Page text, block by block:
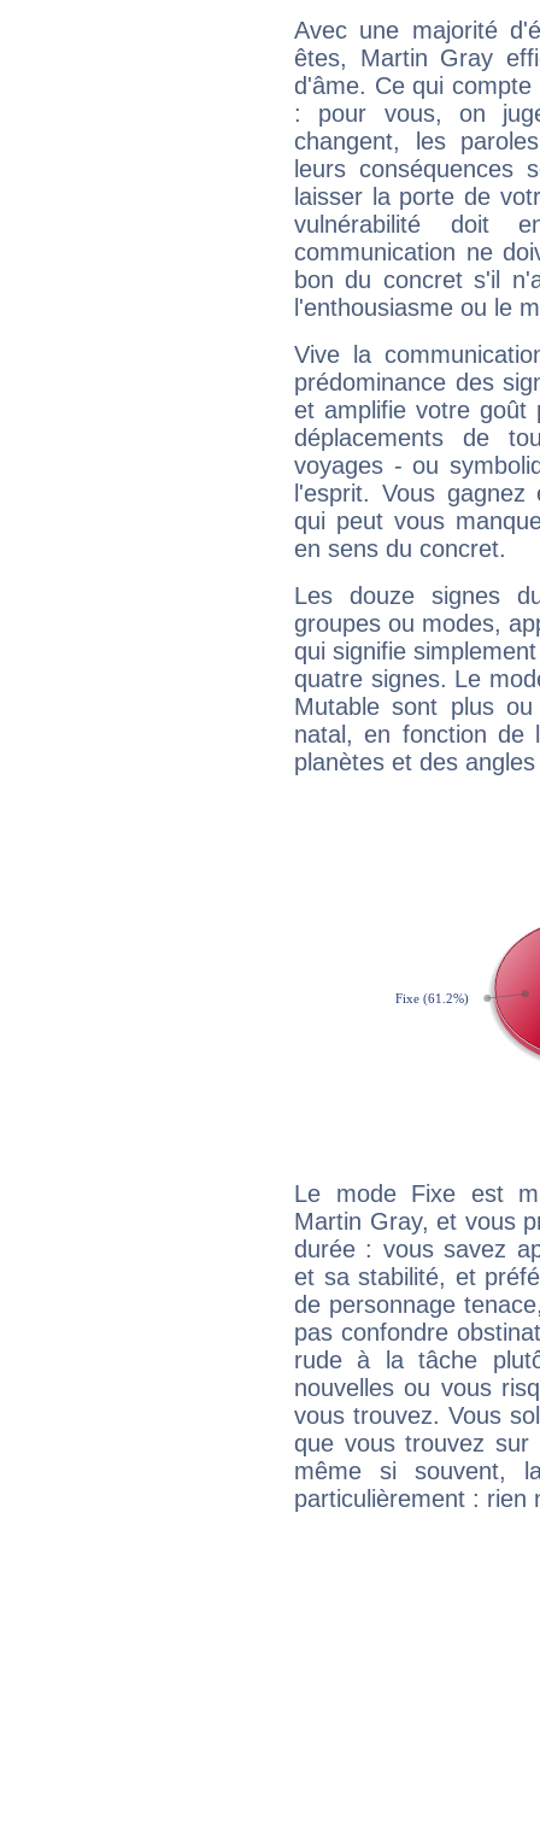
Avec une majorité
êtes, Martin Gray
d'âme. Ce qui
: pour vous, on
changent, les
leurs conséquences
laisser la porte de
vulnérabilité doit
communication ne
bon du concret s'il
l'enthousiasme ou le
Vive la
prédominance des
et amplifie votre goût
déplacements de
voyages - ou
l'esprit. Vous
qui peut vous
en sens du concret.
Les douze signes
groupes ou modes,
qui signifie
quatre signes. Le
Mutable sont plus
natal, en fonction de
planètes et des
Le mode Fixe est
Martin Gray, et vous
durée : vous savez
et sa stabilité, et
de personnage
pas confondre
rude à la tâche
nouvelles ou vous
vous trouvez. Vous
que vous trouvez
même si souvent,
particulièrement : rien